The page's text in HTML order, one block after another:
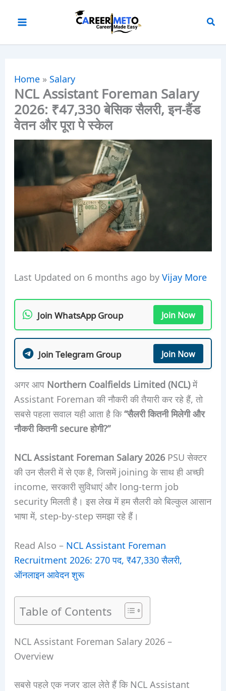
Home» Salary
NCL Assistant Foreman Salary
2026: ₹47,330 बेसिक सैलरी, इन-हैंड
वेतन और पूरा पे स्केल
Last Updated on 6 months ago byVijay More
Join WhatsApp Group Join Now
Join Telegram Group Join Now
अगर आप Northern Coalfields Limited (NCL)में
Assistant Foreman की नौकरी की तैयारी कर रहे हैं, तो
सबसे पहला सवाल यही आता है कि“सैलरी कितनी मिलेगी और
नौकरी कितनी secure होगी?”
NCL Assistant Foreman Salary 2026PSU सेक्टर
की उन सैलरी में से एक है, जिसमें joining के साथ ही अच्छी
income, सरकारी सुविधाएं और long-term job
security मिलती है। इस लेख में हम सैलरी को बिल्कुल आसान
भाषा में, step-by-step समझा रहे हैं।
Read Also – NCL Assistant Foreman
Recruitment 2026: 270 पद, ₹47,330 सैलरी,
ऑनलाइन आवेदन शुरू
Table of Contents
NCL Assistant Foreman Salary 2026 –
Overview
सबसे पहले एक नजर डाल लेते हैं कि NCL Assistant